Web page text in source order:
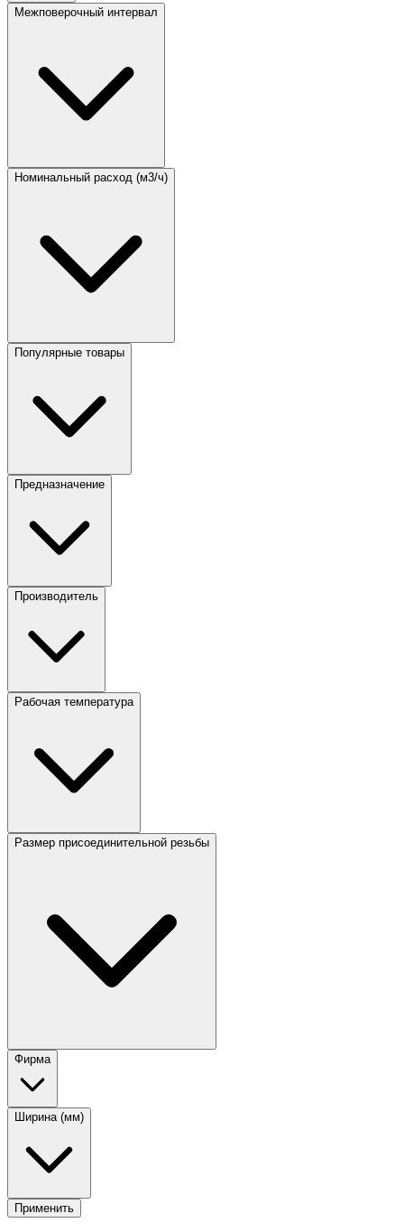
Межповерочный интервал
Номинальный расход (м3/ч)
Популярные товары
Предназначение
Производитель
Рабочая температура
Размер присоединительной резьбы
Фирма
Ширина (мм)
Применить